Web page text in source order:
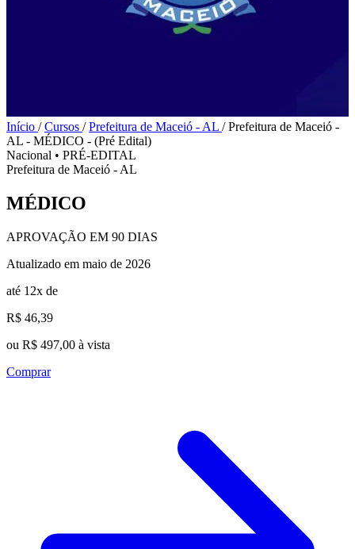
Início / Cursos / Prefeitura de Maceió - AL / Prefeitura de Maceió -
AL - MÉDICO - (Pré Edital)
Nacional • PRÉ-EDITAL
Prefeitura de Maceió - AL
MÉDICO
APROVAÇÃO EM 90 DIAS
Atualizado em maio de 2026
até 12x de
R$ 46,39
ou R$ 497,00 à vista
Comprar